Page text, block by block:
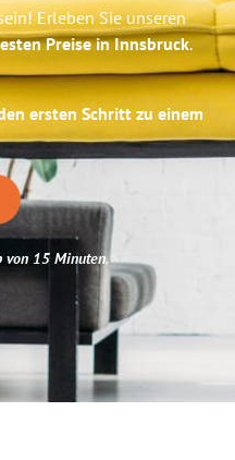
Erleben Sie unseren
Preise in Innsbruck.
ersten Schritt zu einem
15 Minuten.